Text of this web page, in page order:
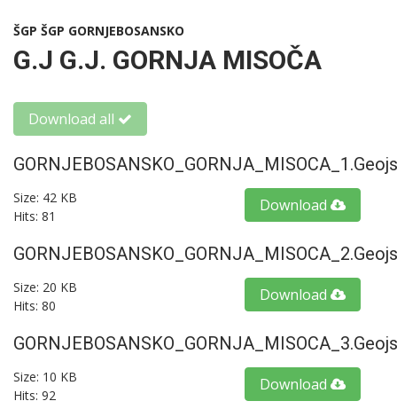
ŠGP ŠGP GORNJEBOSANSKO
G.J G.J. GORNJA MISOČA
Download all
Size: 42 KB
Hits: 81
Download
Size: 20 KB
Hits: 80
Download
Size: 10 KB
Hits: 92
Download